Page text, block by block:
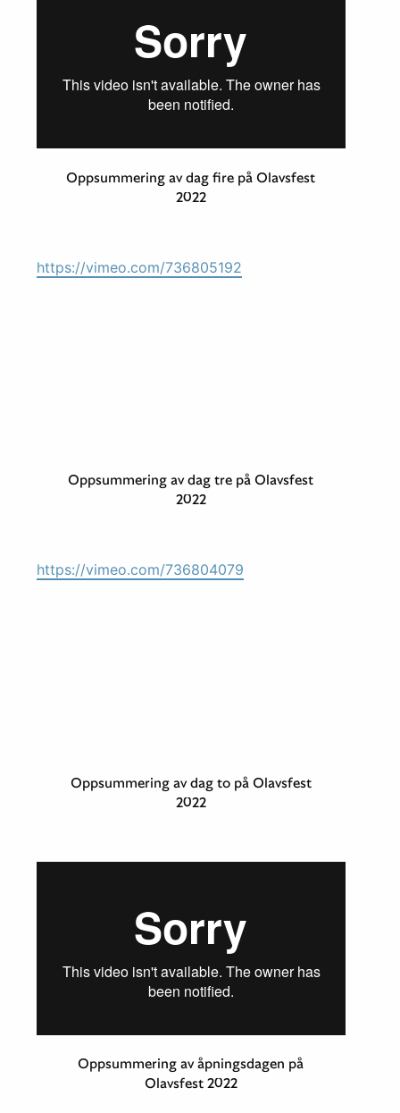
Oppsummering av dag fire på Olavsfest
2022
https://vimeo.com/736805192
Oppsummering av dag tre på Olavsfest
2022
https://vimeo.com/736804079
Oppsummering av dag to på Olavsfest
2022
Oppsummering av åpningsdagen på
Olavsfest 2022